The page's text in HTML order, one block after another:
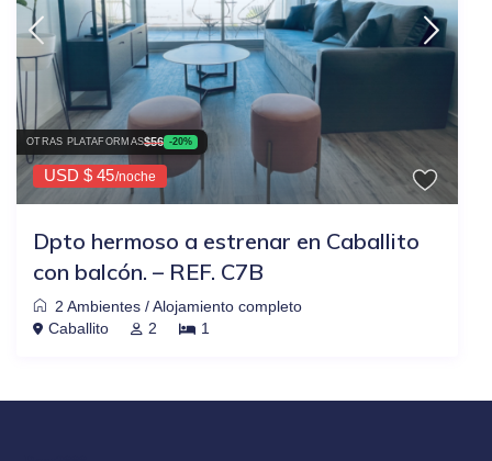
OTRAS PLATAFORMAS$56 -20%
USD $ 45/noche
Dpto hermoso a estrenar en Caballito
con balcón. – REF. C7B
2 Ambientes /Alojamiento completo
Caballito
2 1